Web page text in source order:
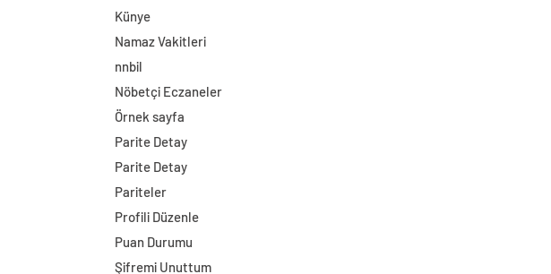
Künye
Namaz Vakitleri
nnbil
Nöbetçi Eczaneler
Örnek sayfa
Parite Detay
Parite Detay
Pariteler
Profili Düzenle
Puan Durumu
Şifremi Unuttum